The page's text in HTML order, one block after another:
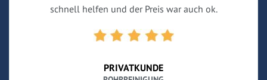
schnell helfen und der Preis war auch ok.
PRIVATKUNDE